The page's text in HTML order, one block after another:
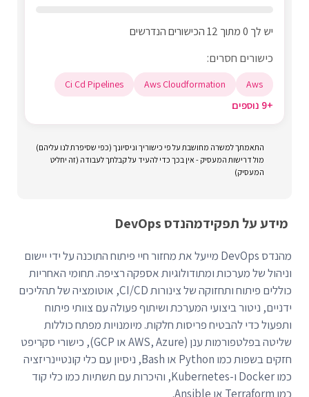
יש לך 0 מתוך 12 הכישורים הנדרשים
כישורים חסרים:
Aws
Aws Cloudformation
Ci Cd Pipelines
+9 נוספים
התאמתך למשרה מחושבת על פי כישוריך וניסיונך (כפי שסיפרת לנו עליהם)
מול דרישות המעסיק - אין בכך כדי להעיד על קבלתך לעבודה (זה יחליט
המעסיק)
מידע על תפקידמהנדס DevOps
מהנדס DevOps מייעל את מחזור חיי פיתוח התוכנה על ידי יישום
וניהול של מערכות ומתודולוגיות אספקה ​​רציפה. תחומי האחריות
כוללים פיתוח ותחזוקה של צינורות CI/CD, אוטומציה של תהליכים
ידניים, ניטור ביצועי המערכת ושיתוף פעולה עם צוותי פיתוח
ותפעול כדי להבטיח פריסות חלקות. מיומנויות מפתח כוללות
שליטה בפלטפורמות ענן (AWS, Azure או GCP), כישורי סקריפט
חזקים בשפות כמו Python או Bash, ניסיון עם כלי קונטיינריזציה
כמו Docker ו-Kubernetes, והיכרות עם תשתיות כמו כלי קוד
כמו Terraform או Ansible.